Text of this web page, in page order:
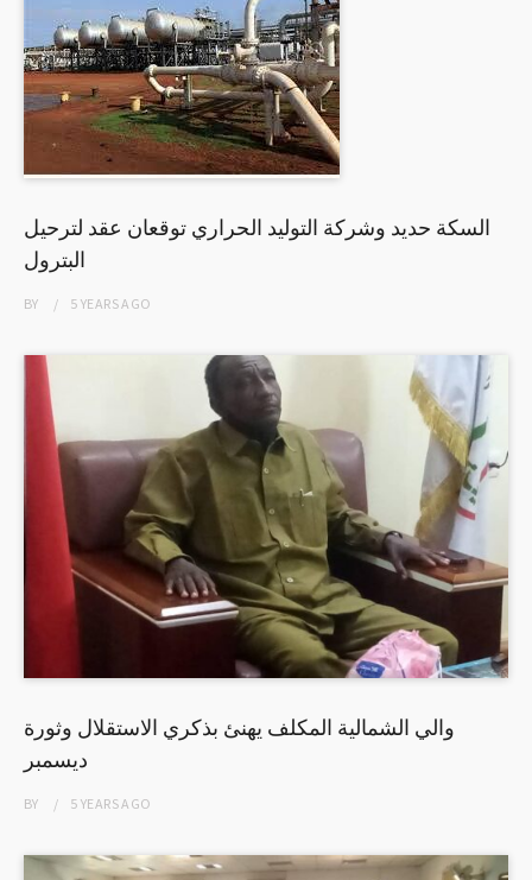
السكة حديد وشركة التوليد الحراري توقعان عقد لترحيل
البترول
BY 5 YEARSAGO
والي الشمالية المكلف يهنئ بذكري الاستقلال وثورة
ديسمبر
BY 5 YEARSAGO